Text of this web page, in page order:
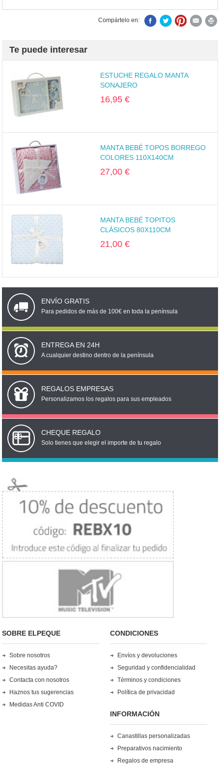
Compártelo en:
Te puede interesar
ESTUCHE REGALO MANTA
SONAJERO
16,95 €
MANTA BEBÉ TOPOS BORREGO
COLORES 110X140CM
27,00 €
MANTA BEBÉ TOPITOS
CLÁSICOS 80X110CM
21,00 €
ENVÍO GRATIS
Para pedidos de más de 100€ en toda la península
ENTREGA EN 24H
A cualquier destino dentro de la península
REGALOS EMPRESAS
Personalizamos los regalos para sus empleados
CHEQUE REGALO
Solo tienes que elegir el importe de tu regalo
SOBRE ELPEQUE
Sobre nosotros
Necesitas ayuda?
Contacta con nosotros
Haznos tus sugerencias
Medidas Anti COVID
CONDICIONES
Envíos y devoluciones
Seguridad y confidencialidad
Términos y condiciones
Política de privacidad
INFORMACIÓN
Canastillas personalizadas
Preparativos nacimiento
Regalos de empresa